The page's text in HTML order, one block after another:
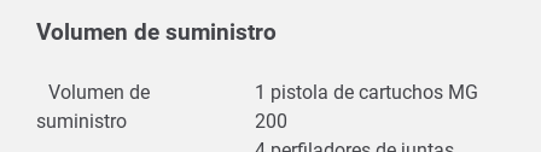
Volumen de suministro
Volumen de
suministro
1 pistola de cartuchos MG
200